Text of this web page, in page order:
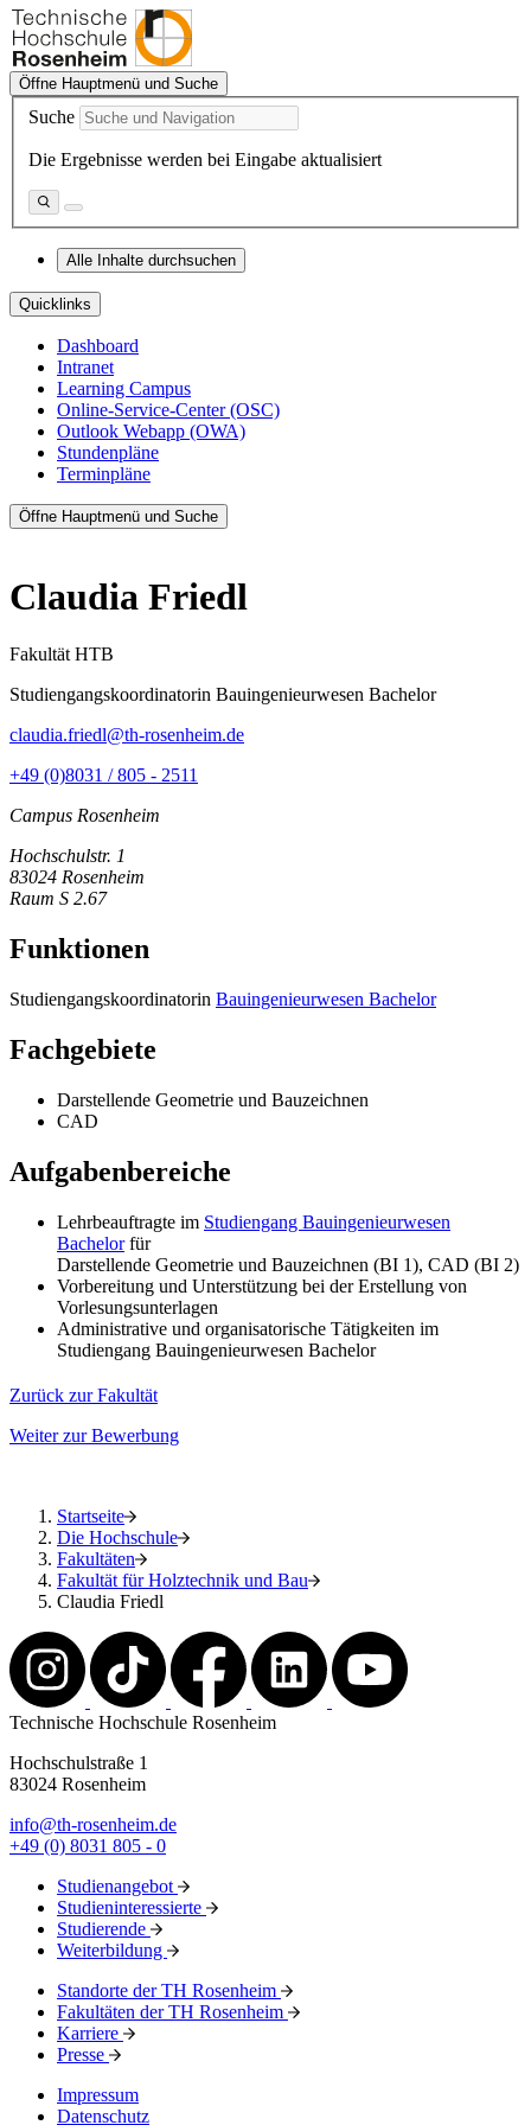
Öffne Hauptmenü und Suche
Suche
Die Ergebnisse werden bei Eingabe aktualisiert
Alle Inhalte durchsuchen
Quicklinks
Dashboard
Intranet
Learning Campus
Online-Service-Center (OSC)
Outlook Webapp (OWA)
Stundenpläne
Terminpläne
Öffne Hauptmenü und Suche
Claudia Friedl
Fakultät HTB
Studiengangskoordinatorin Bauingenieurwesen Bachelor
claudia.friedl@th-rosenheim.de
+49 (0)8031 / 805 - 2511
Campus Rosenheim
Hochschulstr. 1
83024 Rosenheim
Raum S 2.67
Funktionen
Studiengangskoordinatorin Bauingenieurwesen Bachelor
Fachgebiete
Darstellende Geometrie und Bauzeichnen
CAD
Aufgabenbereiche
Lehrbeauftragte im Studiengang Bauingenieurwesen
Bachelorfür
Darstellende Geometrie und Bauzeichnen (BI 1), CAD (BI 2)
Vorbereitung und Unterstützung bei der Erstellung von
Vorlesungsunterlagen
Administrative und organisatorische Tätigkeiten im
Studiengang Bauingenieurwesen Bachelor
Zurück zur Fakultät
Weiter zur Bewerbung
Startseite
Die Hochschule
Fakultäten
Fakultät für Holztechnik und Bau
Claudia Friedl
Technische Hochschule Rosenheim
Hochschulstraße 1
83024 Rosenheim
info@th-rosenheim.de
+49 (0) 8031 805 - 0
Studienangebot
Studieninteressierte
Studierende
Weiterbildung
Standorte der TH Rosenheim
Fakultäten der TH Rosenheim
Karriere
Presse
Impressum
Datenschutz